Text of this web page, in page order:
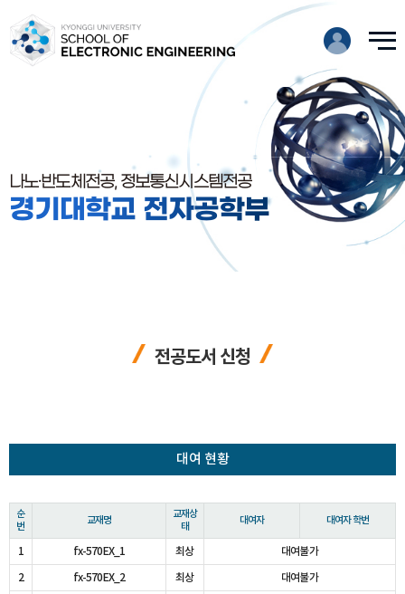
나노·반도체전공, 정보통신시스템전공
경기대학교 전자공학부
전공도서 신청
대여 현황
순
번
교재명
교재상
태
대여자 대여자 학번
1 fx-570EX_1 최상 대여불가
2 fx-570EX_2 최상 대여불가